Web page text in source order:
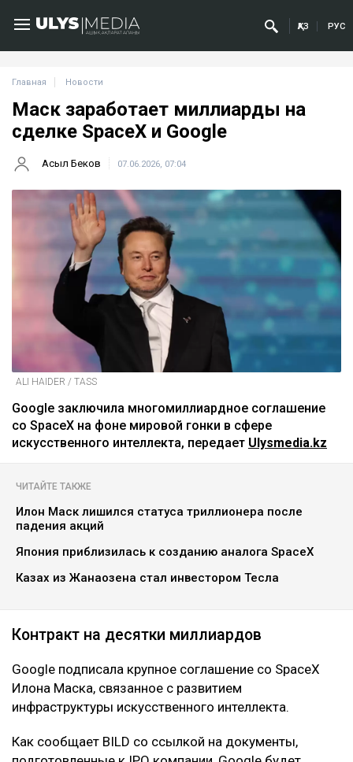
ҚАЗ РУС
Главная Новости
Маск заработает миллиарды на
сделке SpaceX и Google
Асыл Беков 07.06.2026, 07:04
ALI HAIDER / TASS
Google заключила многомиллиардное соглашение
со SpaceX на фоне мировой гонки в сфере
искусственного интеллекта, передает Ulysmedia.kz
ЧИТАЙТЕ ТАКЖЕ
Илон Маск лишился статуса триллионера после
падения акций
Япония приблизилась к созданию аналога SpaceX
Казах из Жанаозена стал инвестором Тесла
Контракт на десятки миллиардов
Google подписала крупное соглашение со SpaceX
Илона Маска, связанное с развитием
инфраструктуры искусственного интеллекта.
Как сообщает BILD со ссылкой на документы,